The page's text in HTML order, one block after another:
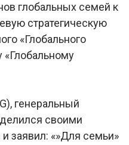
глобальных семей к
стратегическую
«Глобального
«Глобальному
генеральный
своими
заявил: «»Для семьи»